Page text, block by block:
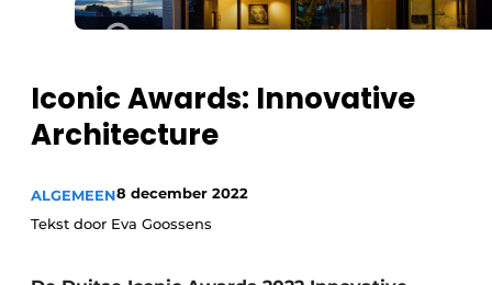
Iconic Awards: Innovative
Architecture
ALGEMEEN8 december 2022
Tekst door Eva Goossens